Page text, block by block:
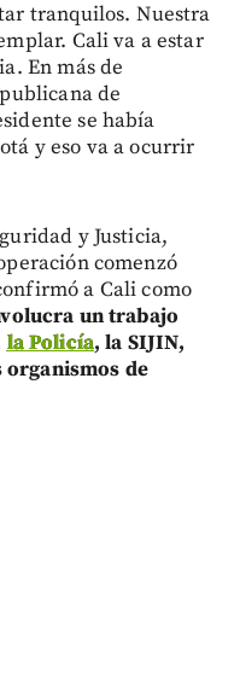
tranquilos. Nuestra
Cali va a estar
En más de
de
se había
y eso va a ocurrir
y Justicia,
comenzó
a Cali como
un trabajo
la Policía, la SIJIN,
de